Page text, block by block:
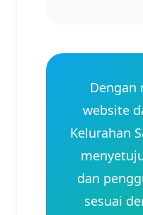
Dengan
website
Kelurahan
dan
sesuai